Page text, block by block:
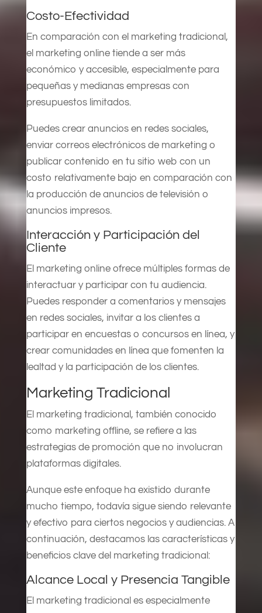
Costo-Efectividad
En comparación con el marketing tradicional,
el marketing online tiende a ser más
económico y accesible, especialmente para
pequeñas y medianas empresas con
presupuestos limitados.
Puedes crear anuncios en redes sociales,
enviar correos electrónicos de marketing o
publicar contenido en tu sitio web con un
costo relativamente bajo en comparación con
la producción de anuncios de televisión o
anuncios impresos.
Interacción y Participación del
Cliente
El marketing online ofrece múltiples formas de
interactuar y participar con tu audiencia.
Puedes responder a comentarios y mensajes
en redes sociales, invitar a los clientes a
participar en encuestas o concursos en línea, y
crear comunidades en línea que fomenten la
lealtad y la participación de los clientes.
Marketing Tradicional
El marketing tradicional, también conocido
como marketing offline, se refiere a las
estrategias de promoción que no involucran
plataformas digitales.
Aunque este enfoque ha existido durante
mucho tiempo, todavía sigue siendo relevante
y efectivo para ciertos negocios y audiencias. A
continuación, destacamos las características y
beneficios clave del marketing tradicional:
Alcance Local y Presencia Tangible
El marketing tradicional es especialmente